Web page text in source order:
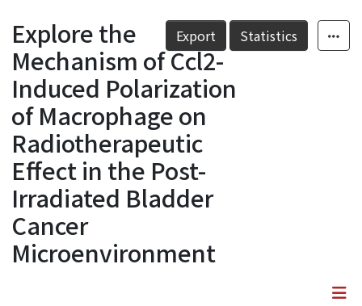
Fundings & Projects
Researchers
Organizations
Statistics
Export Statistics
Explore the
Mechanism of Ccl2-
Induced Polarization
of Macrophage on
Radiotherapeutic
Effect in the Post-
Irradiated Bladder
Cancer
Microenvironment